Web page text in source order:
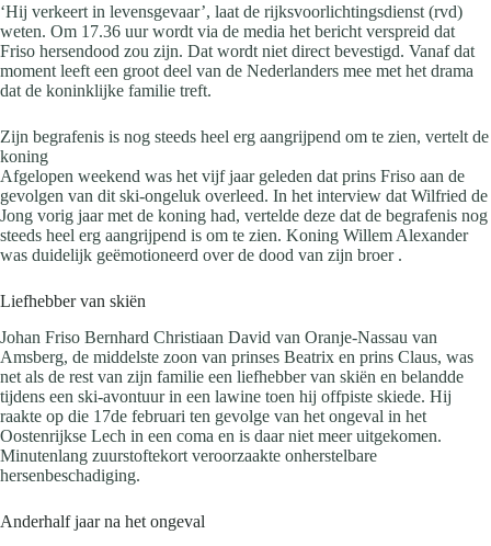
‘Hij verkeert in levensgevaar’, laat de rijksvoorlichtingsdienst (rvd)
weten. Om 17.36 uur wordt via de media het bericht verspreid dat
Friso hersendood zou zijn. Dat wordt niet direct bevestigd. Vanaf dat
moment leeft een groot deel van de Nederlanders mee met het drama
dat de koninklijke familie treft.
Zijn begrafenis is nog steeds heel erg aangrijpend om te zien, vertelt de
koning
Afgelopen weekend was het vijf jaar geleden dat prins Friso aan de
gevolgen van dit ski-ongeluk overleed. In het interview dat Wilfried de
Jong vorig jaar met de koning had, vertelde deze dat de begrafenis nog
steeds heel erg aangrijpend is om te zien. Koning Willem Alexander
was duidelijk geëmotioneerd over de dood van zijn broer .
Liefhebber van skiën
Johan Friso Bernhard Christiaan David van Oranje-Nassau van
Amsberg, de middelste zoon van prinses Beatrix en prins Claus, was
net als de rest van zijn familie een liefhebber van skiën en belandde
tijdens een ski-avontuur in een lawine toen hij offpiste skiede. Hij
raakte op die 17de februari ten gevolge van het ongeval in het
Oostenrijkse Lech in een coma en is daar niet meer uitgekomen.
Minutenlang zuurstoftekort veroorzaakte onherstelbare
hersenbeschadiging.
Anderhalf jaar na het ongeval